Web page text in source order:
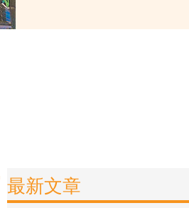
最新文章